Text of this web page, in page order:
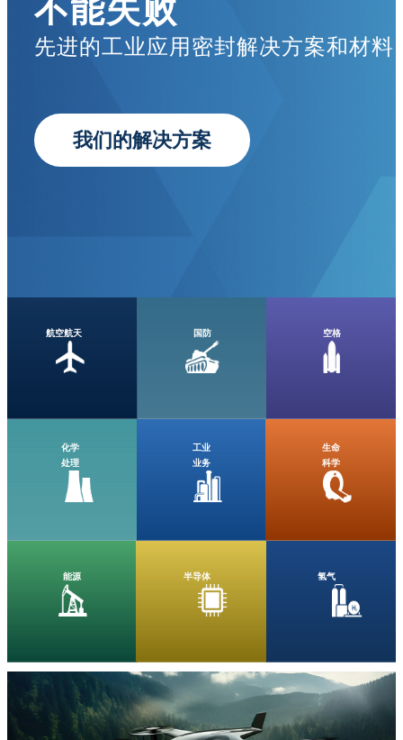
不能失败
先进的工业应用密封解决方案和材料
我们的解决方案
航空航天 国防 空格
化学
处理
工业
业务
生命
科学
能源 半导体 氢气